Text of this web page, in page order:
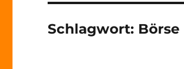
Schlagwort: Börse